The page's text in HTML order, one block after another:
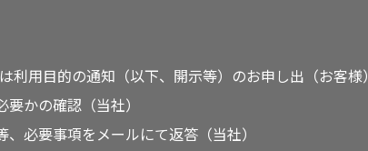
用目的の通知（以下、開示等）のお申し出（お客様）
かの確認（当社）
必要事項をメールにて返答（当社）